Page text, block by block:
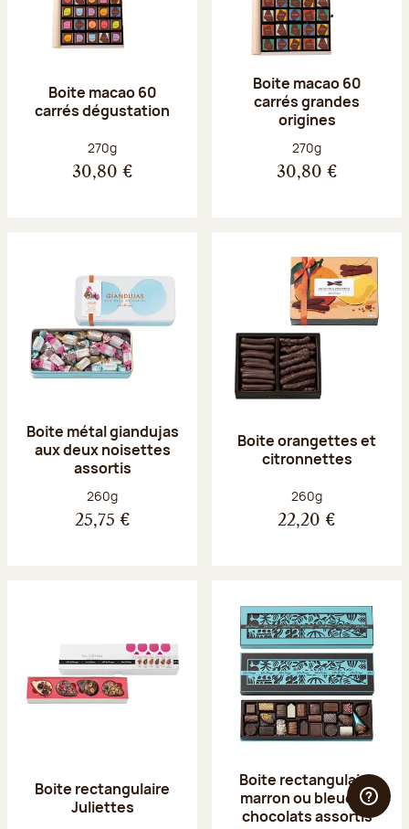
Boite macao 60
carrés dégustation
Poids net :
270g
30,80 €
Boite macao 60
carrés grandes
origines
Poids net :
270g
30,80 €
Boite métal giandujas
aux deux noisettes
assortis
Poids net :
260g
25,75 €
Boite orangettes et
citronnettes
Poids net :
260g
22,20 €
Boite rectangulaire
Juliettes
Boite rectangulaire
marron ou bleue 23
chocolats assortis